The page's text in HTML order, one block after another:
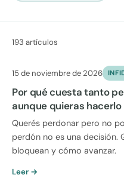
193 artículos
15 de noviembre de 2026
Por qué cuesta tanto
aunque quieras hacerlo
Querés perdonar pero no
perdón no es una decisión.
bloquean y cómo avanzar.
Leer →